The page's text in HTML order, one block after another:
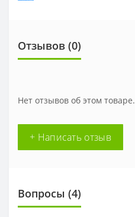
Отзывов (0)
Нет отзывов об этом товаре.
+ Написать отзыв
Вопросы (4)